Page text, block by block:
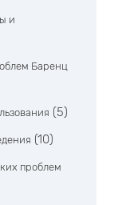
и
Баренц
(5)
(10)
проблем